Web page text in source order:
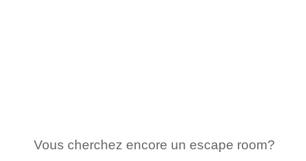
Vous cherchez encore un escape room?